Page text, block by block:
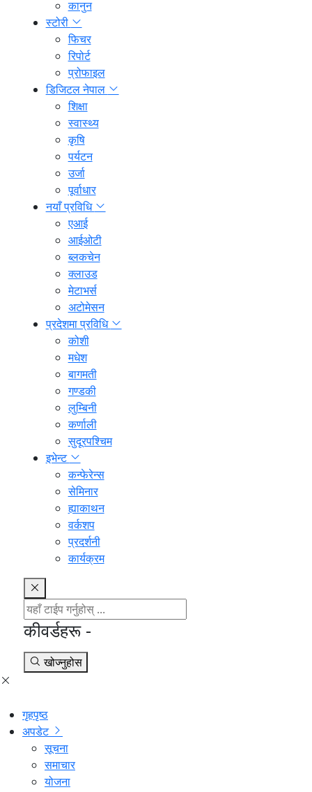
कानुन
स्टोरी
फिचर
रिपोर्ट
प्रोफाइल
डिजिटल नेपाल
शिक्षा
स्वास्थ्य
कृषि
पर्यटन
उर्जा
पूर्वाधार
नयाँ प्रविधि
एआई
आईओटी
ब्लकचेन
क्लाउड
मेटाभर्स
अटोमेसन
प्रदेशमा प्रविधि
कोशी
मधेश
बागमती
गण्डकी
लुम्बिनी
कर्णाली
सुदूरपश्चिम
इभेन्ट
कन्फेरेन्स
सेमिनार
ह्याकाथन
वर्कशप
प्रदर्शनी
कार्यक्रम
कीवर्डहरू -
खोज्नुहोस
गृहपृष्ठ
अपडेट
सूचना
समाचार
योजना